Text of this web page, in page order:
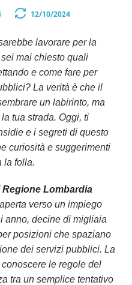
12/10/2024
lavorare per la
mai chiesto quali
e come fare per
La verità è che il
un labirinto, ma
tua strada. Oggi, ti
e i segreti di questo
curiosità e suggerimenti
la folla.
Lombardia
verso un impiego
anno, decine di migliaia
posizioni che spaziano
dei servizi pubblici. La
le regole del
tra un semplice tentativo